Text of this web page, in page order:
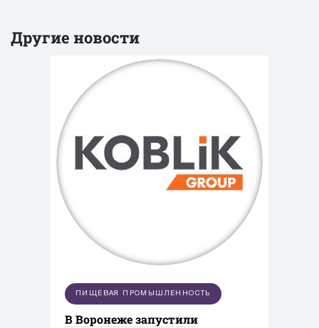
Другие новости
ПИЩЕВАЯ ПРОМЫШЛЕННОСТЬ
В Воронеже запустили